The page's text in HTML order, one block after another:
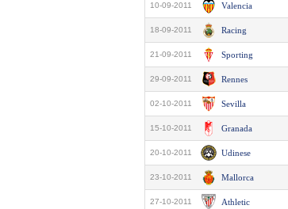
10-09-2011 Valencia
18-09-2011 Racing
21-09-2011 Sporting
29-09-2011 Rennes
02-10-2011 Sevilla
15-10-2011 Granada
20-10-2011 Udinese
23-10-2011 Mallorca
27-10-2011 Athletic